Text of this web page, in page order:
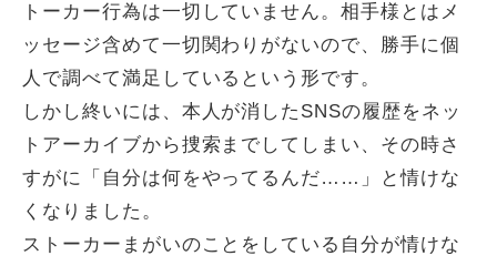
トーカー行為は一切していません。相手様とはメ
ッセージ含めて一切関わりがないので、勝手に個
人で調べて満足しているという形です。
しかし終いには、本人が消したSNSの履歴をネッ
トアーカイブから捜索までしてしまい、その時さ
すがに「自分は何をやってるんだ……」と情けな
くなりました。
ストーカーまがいのことをしている自分が情けな